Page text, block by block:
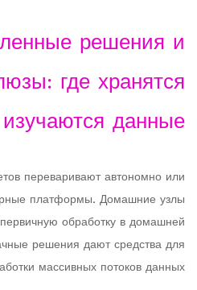
решения и
где хранятся
данные
переваривают автономно или
платформы. Домашние узлы
обработку в домашней
решения дают средства для
массивных потоков данных.